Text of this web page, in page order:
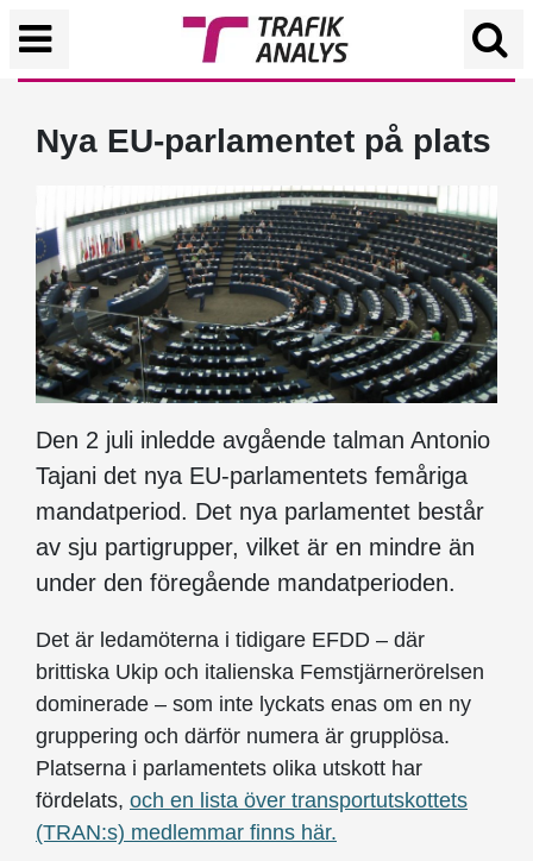
Nya EU-parlamentet på plats
Den 2 juli inledde avgående talman Antonio
Tajani det nya EU-parlamentets femåriga
mandatperiod. Det nya parlamentet består
av sju partigrupper, vilket är en mindre än
under den föregående mandatperioden.
Det är ledamöterna i tidigare EFDD – där
brittiska Ukip och italienska Femstjärnerörelsen
dominerade – som inte lyckats enas om en ny
gruppering och därför numera är grupplösa.
Platserna i parlamentets olika utskott har
fördelats, och en lista över transportutskottets
(TRAN:s) medlemmar finns här.